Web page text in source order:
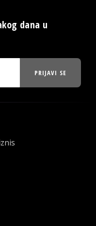
dana u
PRIJAVI SE